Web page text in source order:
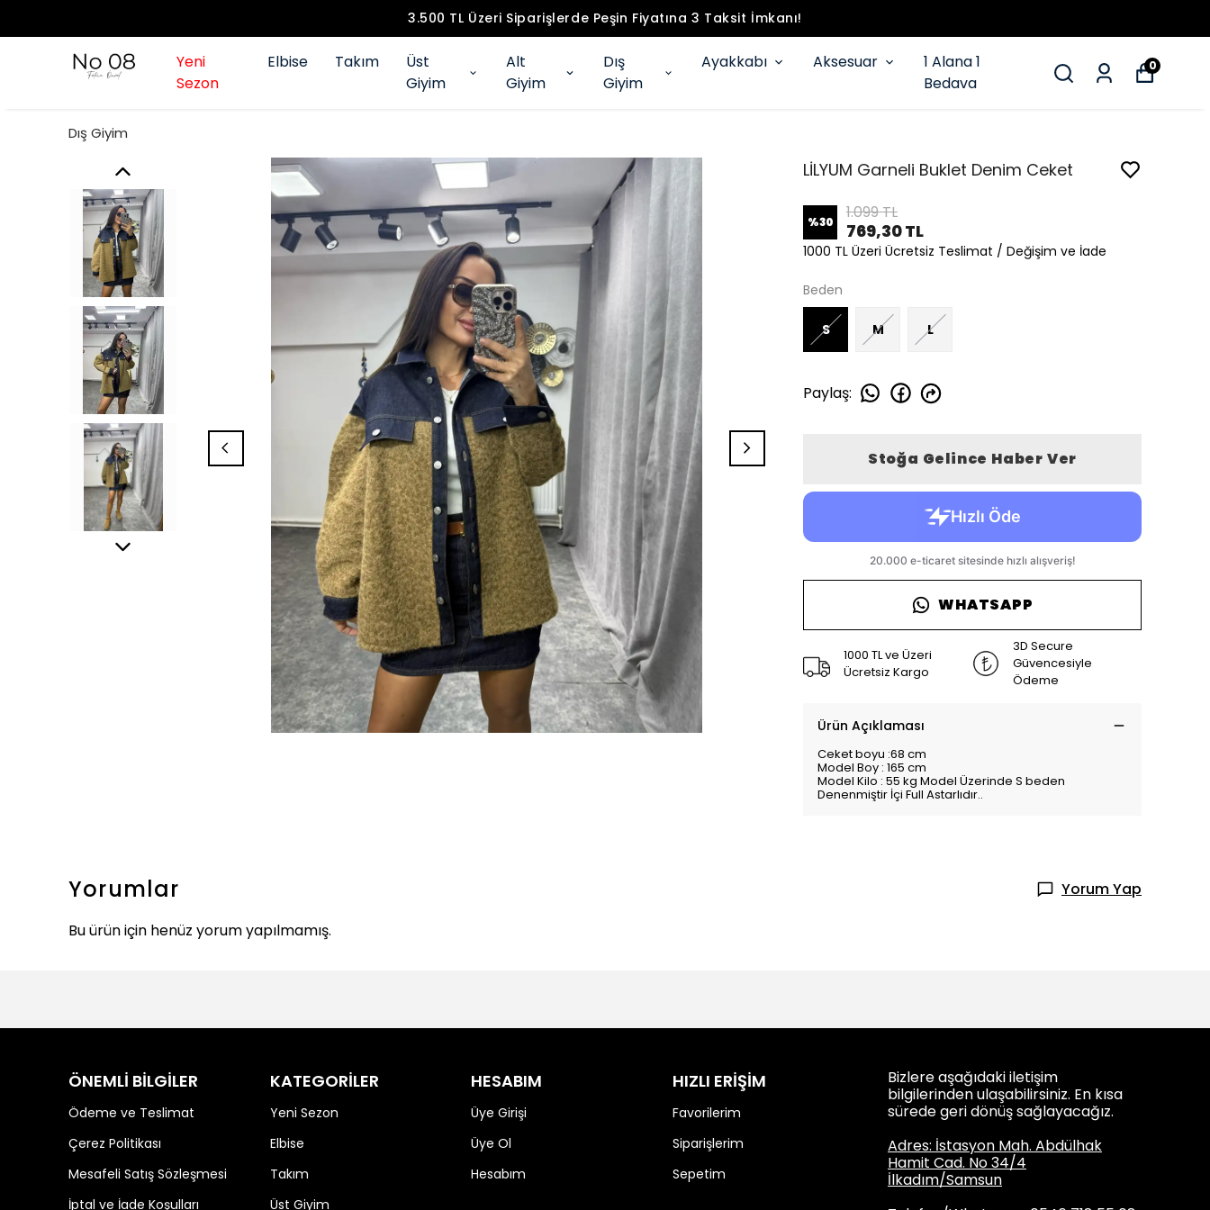
3.500 TL Üzeri Siparişlerde Peşin Fiyatına 3 Taksit İmkanı!
Yeni
Sezon
Elbise Takım
Üst
Giyim
Alt
Giyim
Dış
Giyim
Ayakkabı Aksesuar
1 Alana 1
Bedava
0
Dış Giyim
LİLYUM Garneli Buklet Denim Ceket
%30 1.099 TL
769,30 TL
1000 TL Üzeri Ücretsiz Teslimat / Değişim ve İade
Beden
S M L
Paylaş:
Stoğa Gelince Haber Ver
WHATSAPP
1000 TL ve Üzeri
Ücretsiz Kargo
3D Secure
Güvencesiyle
Ödeme
Ürün Açıklaması
Ceket boyu :68 cm
Model Boy : 165 cm
Model Kilo : 55 kg Model Üzerinde S beden
Denenmiştir İçi Full Astarlıdır..
Yorumlar
Yorum Yap
Bu ürün için henüz yorum yapılmamış.
ÖNEMLİ BİLGİLER
Ödeme ve Teslimat
Çerez Politikası
Mesafeli Satış Sözleşmesi
İptal ve İade Koşulları
KATEGORİLER
Yeni Sezon
Elbise
Takım
Üst Giyim
HESABIM
Üye Girişi
Üye Ol
Hesabım
HIZLI ERİŞİM
Favorilerim
Siparişlerim
Sepetim
Bizlere aşağıdaki iletişim
bilgilerinden ulaşabilirsiniz. En kısa
sürede geri dönüş sağlayacağız.
Adres: İstasyon Mah. Abdülhak
Hamit Cad. No 34/4
İlkadım/Samsun